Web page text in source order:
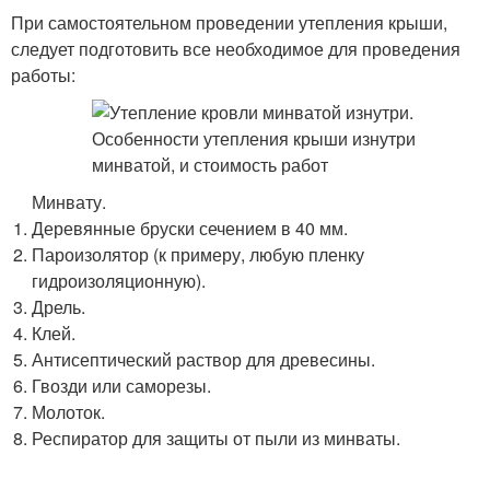
При самостоятельном проведении утепления крыши,
следует подготовить все необходимое для проведения
работы:
Минвату.
Деревянные бруски сечением в 40 мм.
Пароизолятор (к примеру, любую пленку
гидроизоляционную).
Дрель.
Клей.
Антисептический раствор для древесины.
Гвозди или саморезы.
Молоток.
Респиратор для защиты от пыли из минваты.